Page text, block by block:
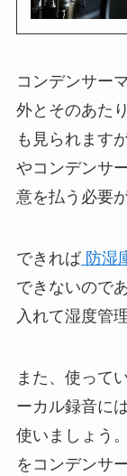
コンデンサー
外とそのあた
も見られます
やコンデンサ
意を払う必要
できれば防湿
できないので
入れて湿度管
また、使って
ーカル録音に
使いましょう
をコンデンサ